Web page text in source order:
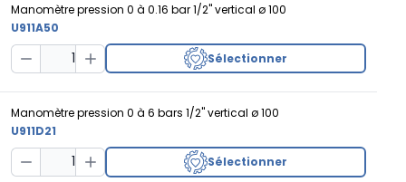
Manomètre pression 0 à 0.16 bar 1/2" vertical ø 100
U911A50
Decrease QuantityIncrease QuantitySélectionner
Manomètre pression 0 à 6 bars 1/2" vertical ø 100
U911D21
Decrease QuantityIncrease QuantitySélectionner